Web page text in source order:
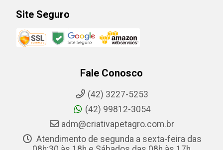
Site Seguro
Fale Conosco
(42) 3227-5253
(42) 99812-3054
adm@criativapetagro.com.br
Atendimento de segunda a sexta-feira das